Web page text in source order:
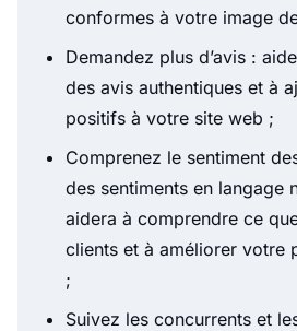
conformes à votre image
Demandez plus d’avis :
des avis authentiques et à
positifs à votre site web ;
Comprenez le sentiment
des sentiments en langage
aidera à comprendre ce
clients et à améliorer votre
;
Suivez les concurrents et